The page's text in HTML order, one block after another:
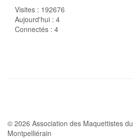
Visites : 192676
Aujourd'hui : 4
Connectés : 4
© 2026 Association des Maquettistes du
Montpelliérain